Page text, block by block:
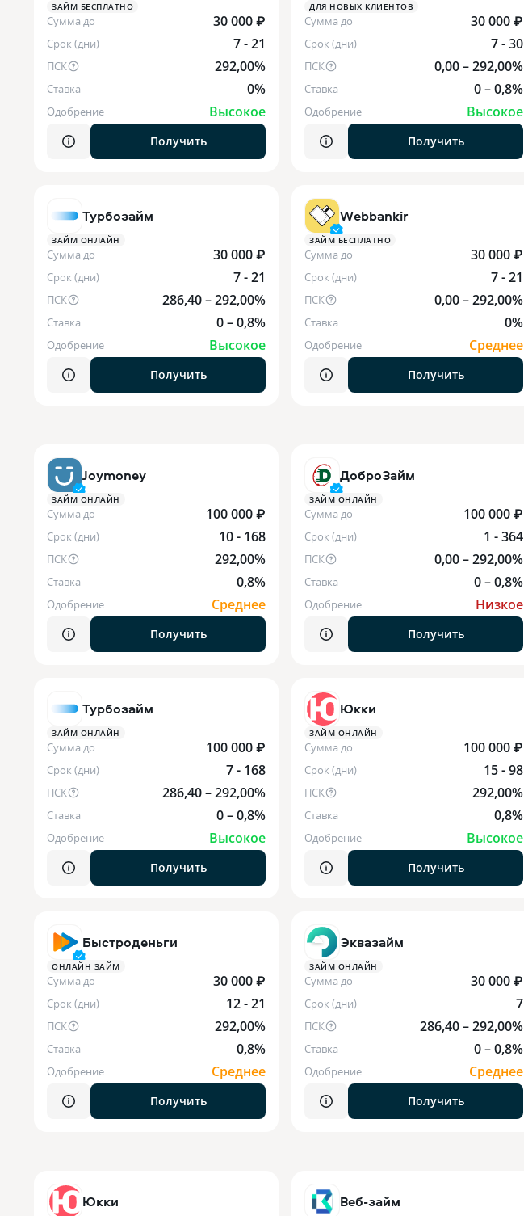
ЗАЙМ БЕСПЛАТНО
Сумма до 30 000 ₽
Срок (дни) 7 - 21
ПСК 292,00%
Ставка 0%
Одобрение Высокое
Получить
ДЛЯ НОВЫХ КЛИЕНТОВ
Сумма до 30 000 ₽
Срок (дни) 7 - 30
ПСК 0,00 – 292,00%
Ставка 0 – 0,8%
Одобрение Высокое
Получить
Турбозайм
ЗАЙМ ОНЛАЙН
Сумма до 30 000 ₽
Срок (дни) 7 - 21
ПСК 286,40 – 292,00%
Ставка 0 – 0,8%
Одобрение Высокое
Получить
Webbankir
ЗАЙМ БЕСПЛАТНО
Сумма до 30 000 ₽
Срок (дни) 7 - 21
ПСК 0,00 – 292,00%
Ставка 0%
Одобрение Среднее
Получить
Joymoney
ЗАЙМ ОНЛАЙН
Сумма до 100 000 ₽
Срок (дни) 10 - 168
ПСК 292,00%
Ставка 0,8%
Одобрение Среднее
Получить
ДоброЗайм
ЗАЙМ ОНЛАЙН
Сумма до 100 000 ₽
Срок (дни) 1 - 364
ПСК 0,00 – 292,00%
Ставка 0 – 0,8%
Одобрение Низкое
Получить
Турбозайм
ЗАЙМ ОНЛАЙН
Сумма до 100 000 ₽
Срок (дни) 7 - 168
ПСК 286,40 – 292,00%
Ставка 0 – 0,8%
Одобрение Высокое
Получить
Юкки
ЗАЙМ ОНЛАЙН
Сумма до 100 000 ₽
Срок (дни) 15 - 98
ПСК 292,00%
Ставка 0,8%
Одобрение Высокое
Получить
Быстроденьги
ОНЛАЙН ЗАЙМ
Сумма до 30 000 ₽
Срок (дни) 12 - 21
ПСК 292,00%
Ставка 0,8%
Одобрение Среднее
Получить
Эквазайм
ЗАЙМ ОНЛАЙН
Сумма до 30 000 ₽
Срок (дни) 7
ПСК 286,40 – 292,00%
Ставка 0 – 0,8%
Одобрение Среднее
Получить
Юкки Веб-займ